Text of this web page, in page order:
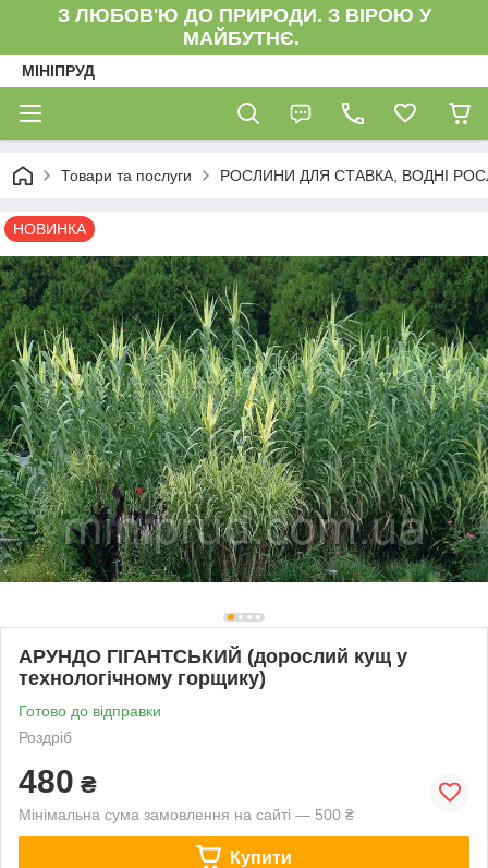
З ЛЮБОВ'Ю ДО ПРИРОДИ. З ВІРОЮ У
МАЙБУТНЄ.
МІНІПРУД
Товари та послуги РОСЛИНИ ДЛЯ СТАВКА, ВОДНІ
НОВИНКА
AРУНДО ГІГАНТСЬКИЙ (дорослий кущ у
технологічному горщику)
Готово до відправки
Роздріб
480 ₴
Мінімальна сума замовлення на сайті — 500 ₴
Купити